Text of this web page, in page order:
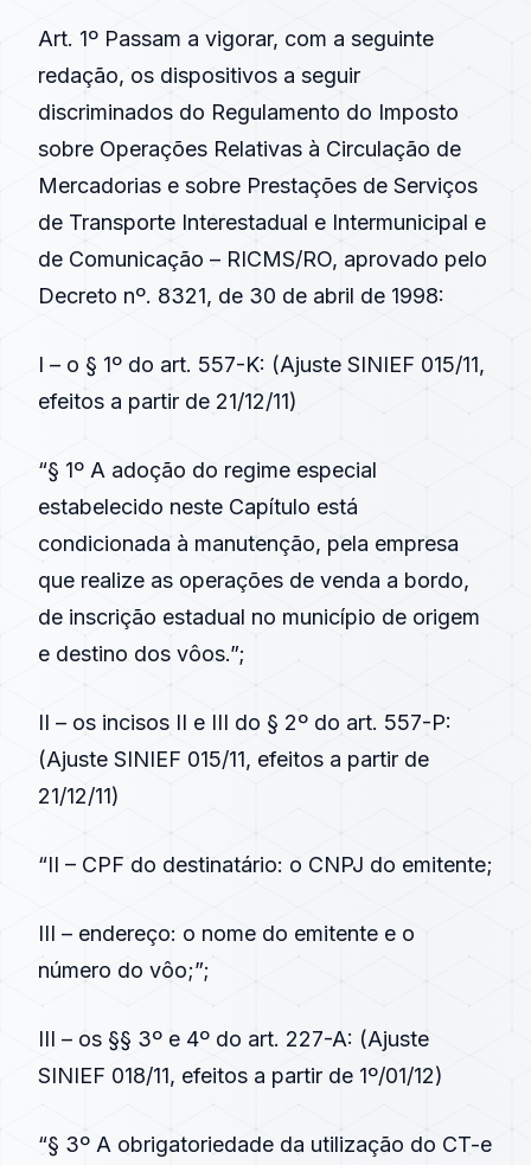
Art. 1º Passam a vigorar, com a seguinte
redação, os dispositivos a seguir
discriminados do Regulamento do Imposto
sobre Operações Relativas à Circulação de
Mercadorias e sobre Prestações de Serviços
de Transporte Interestadual e Intermunicipal e
de Comunicação – RICMS/RO, aprovado pelo
Decreto nº. 8321, de 30 de abril de 1998:
I – o § 1º do art. 557-K: (Ajuste SINIEF 015/11,
efeitos a partir de 21/12/11)
“§ 1º A adoção do regime especial
estabelecido neste Capítulo está
condicionada à manutenção, pela empresa
que realize as operações de venda a bordo,
de inscrição estadual no município de origem
e destino dos vôos.”;
II – os incisos II e III do § 2º do art. 557-P:
(Ajuste SINIEF 015/11, efeitos a partir de
21/12/11)
“II – CPF do destinatário: o CNPJ do emitente;
III – endereço: o nome do emitente e o
número do vôo;”;
III – os §§ 3º e 4º do art. 227-A: (Ajuste
SINIEF 018/11, efeitos a partir de 1º/01/12)
“§ 3º A obrigatoriedade da utilização do CT-e